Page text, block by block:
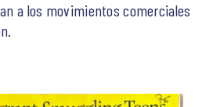
a los movimientos comerciales